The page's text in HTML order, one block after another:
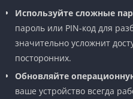
Используйте сложные
пароль или PIN-код для
значительно усложнит
посторонних.
Обновляйте
ваше устройство всегда